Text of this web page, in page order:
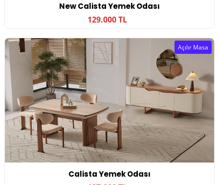
New Calista Yemek Odası
129.000 TL
Calista Yemek Odası
Açılır Masa